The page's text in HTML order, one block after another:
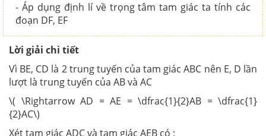
- Áp dụng định lí về trọng tâm tam giác ta tính các
đoạn DF, EF
Lời giải chi tiết
Vì BE, CD là 2 trung tuyến của tam giác ABC nên E, D lần
lượt là trung tuyến của AB và AC
\( \Rightarrow AD = AE = \dfrac{1}{2}AB = \dfrac{1}
{2}AC\)
Xét tam giác ADC và tam giác AEB có :